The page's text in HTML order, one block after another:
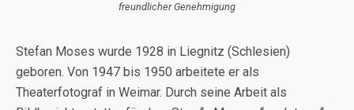
freundlicher Genehmigung
Stefan Moses wurde 1928 in Liegnitz (Schlesien)
geboren. Von 1947 bis 1950 arbeitete er als
Theaterfotograf in Weimar. Durch seine Arbeit als